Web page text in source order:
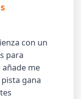
con un
para
me
gana